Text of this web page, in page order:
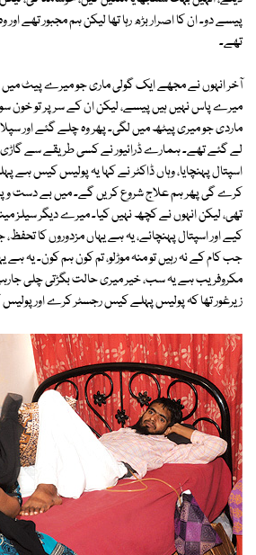
پیسے دو۔ ان کا اصرار بڑھ رہا تھا لیکن ہم مجبور تھے
تھے۔
آخر انہوں نے مجھے ایک گولی ماری جو میرے پیٹ میں
میرے پاس نہیں ہیں پیسے، لیکن ان کے سر پر تو خون
ماردی جو میری پیٹھ میں لگی۔ پھر وہ چلے گئے اور
لے گئے تھے۔ ہمارے ڈرائیور نے کسی طریقے سے
اسپتال پہنچایا، وہاں ڈاکٹر نے کہا یہ پولیس کیس ہے
کرے گی پھر ہم علاج شروع کریں گے۔ میں بے دست و پا
تھی، لیکن انہوں نے کچھ نہیں کیا۔ میرے دیگر سیلز
کیے اور اسپتال پہنچائے، یہ ہے یہاں مزدوروں کا
جب کام کے نہ رہیں تو منہ موڑلو، تم کون ہم کون۔ یہ ہے
مکروفریب ہے یہ سب، خیر میری حالت بگڑتی چلی جارہی
زیرغور تھا کہ پولیس پہلے کیس رجسٹر کرے اور پولیس